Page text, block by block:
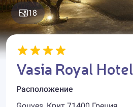
18
Vasia Royal Hotel
Расположение